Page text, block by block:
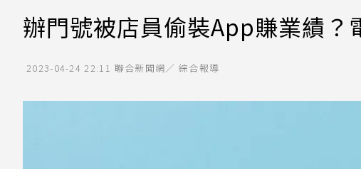
辦門號被店員偷裝App賺業績？
2023-04-24 22:11 聯合新聞網／ 綜合報導